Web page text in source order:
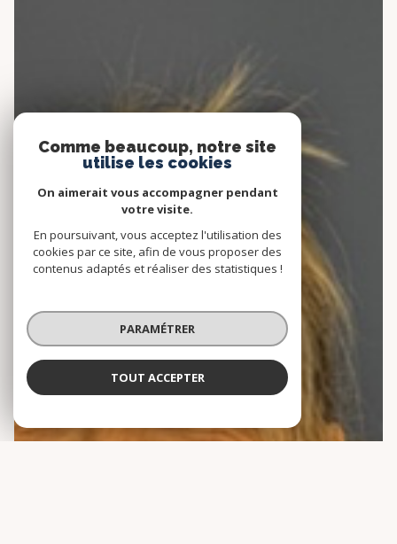
Comme beaucoup, notre site
utilise les cookies
On aimerait vous accompagner pendant
votre visite.
En poursuivant, vous acceptez l'utilisation des
cookies par ce site, afin de vous proposer des
contenus adaptés et réaliser des statistiques !
PARAMÉTRER
TOUT ACCEPTER